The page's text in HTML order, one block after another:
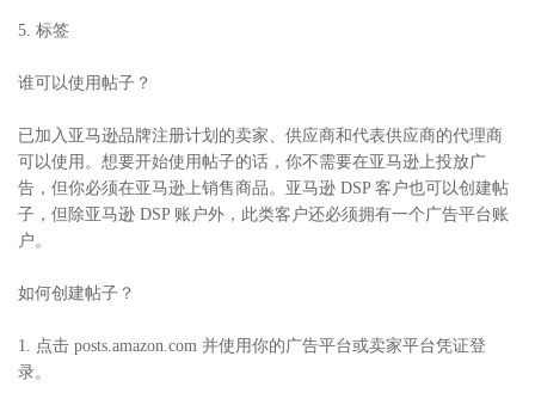
5. 标签
谁可以使用帖子？
已加入亚马逊品牌注册计划的卖家、供应商和代表供应商的代理商
可以使用。想要开始使用帖子的话，你不需要在亚马逊上投放广
告，但你必须在亚马逊上销售商品。亚马逊 DSP 客户也可以创建帖
子，但除亚马逊 DSP 账户外，此类客户还必须拥有一个广告平台账
户。
如何创建帖子？
1. 点击 posts.amazon.com 并使用你的广告平台或卖家平台凭证登
录。